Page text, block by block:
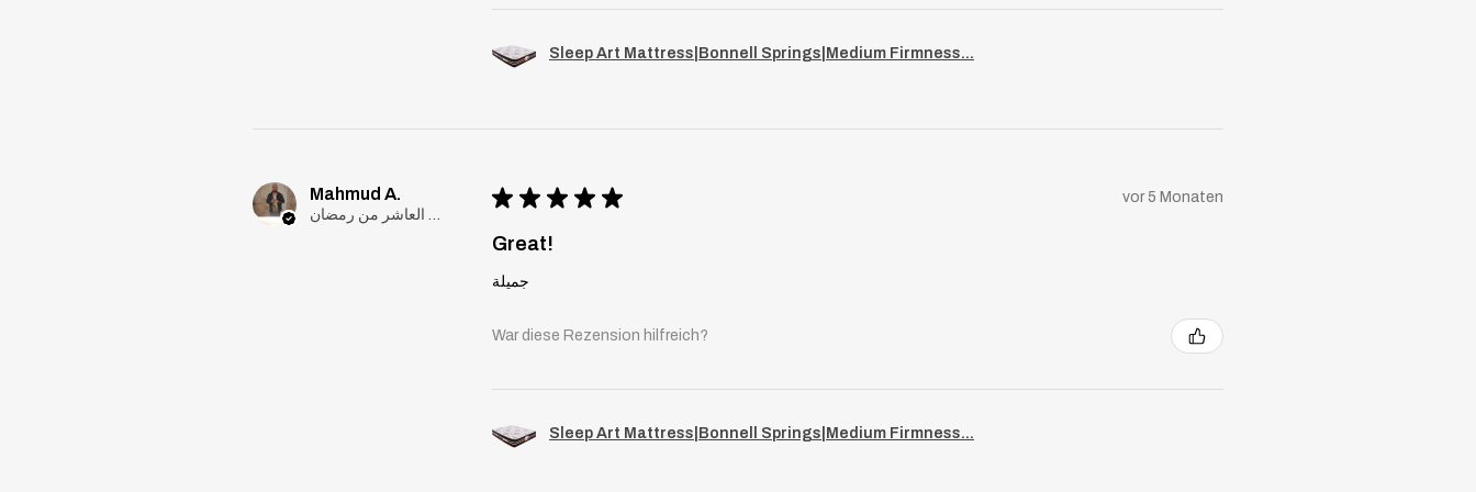
Sleep Art Mattress|Bonnell Springs|Medium Firmness...
Mahmud A. ★ ★ ★ ★ ★ vor 5 Monaten
Great!
جميلة
War diese Rezension hilfreich?
Sleep Art Mattress|Bonnell Springs|Medium Firmness...